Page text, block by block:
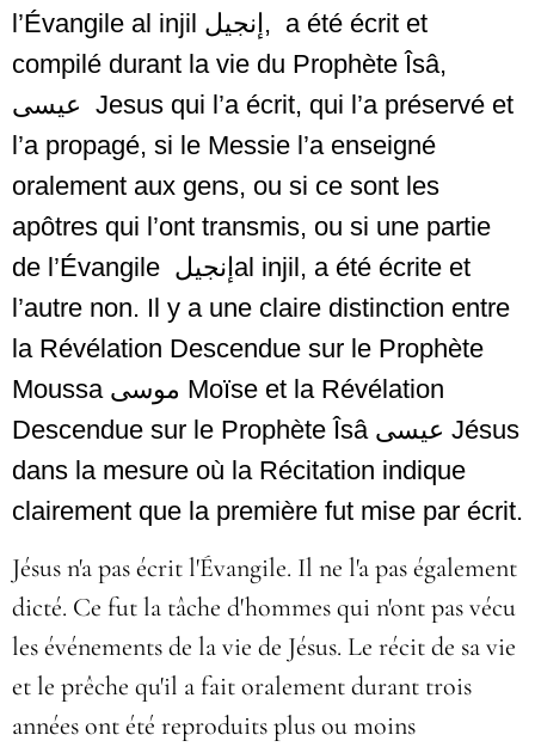
l’Évangile al injil إنجيل, a été écrit et
compilé durant la vie du Prophète Îsâ,
عيسى Jesus qui l’a écrit, qui l’a préservé et
l’a propagé, si le Messie l’a enseigné
oralement aux gens, ou si ce sont les
apôtres qui l’ont transmis, ou si une partie
de l’Évangile إنجيلal injil, a été écrite et
l’autre non. Il y a une claire distinction entre
la Révélation Descendue sur le Prophète
Moussa موسى Moïse et la Révélation
Descendue sur le Prophète Îsâ عيسى Jésus
dans la mesure où la Récitation indique
clairement que la première fut mise par écrit.
Jésus n'a pas écrit l'Évangile. Il ne l'a pas également
dicté. Ce fut la tâche d'hommes qui n'ont pas vécu
les événements de la vie de Jésus. Le récit de sa vie
et le prêche qu'il a fait oralement durant trois
années ont été reproduits plus ou moins